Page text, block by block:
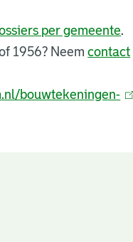
per gemeente.
1956? Neemcontact
bouwtekeningen-